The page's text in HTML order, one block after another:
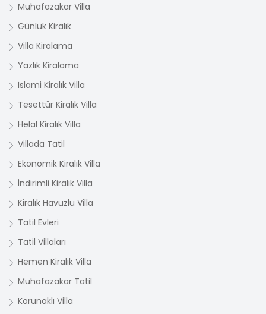
Muhafazakar Villa
Günlük Kiralık
Villa Kiralama
Yazlık Kiralama
İslami Kiralık Villa
Tesettür Kiralık Villa
Helal Kiralık Villa
Villada Tatil
Ekonomik Kiralık Villa
İndirimli Kiralık Villa
Kiralık Havuzlu Villa
Tatil Evleri
Tatil Villaları
Hemen Kiralık Villa
Muhafazakar Tatil
Korunaklı Villa